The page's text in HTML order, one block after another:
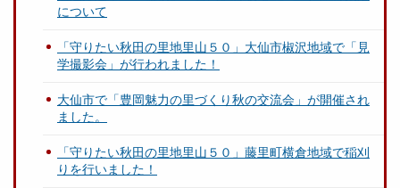
について
「守りたい秋田の里地里山５０」大仙市椒沢地域で「見
学撮影会」が行われました！
大仙市で「豊岡魅力の里づくり秋の交流会」が開催され
ました。
「守りたい秋田の里地里山５０」藤里町横倉地域で稲刈
りを行いました！